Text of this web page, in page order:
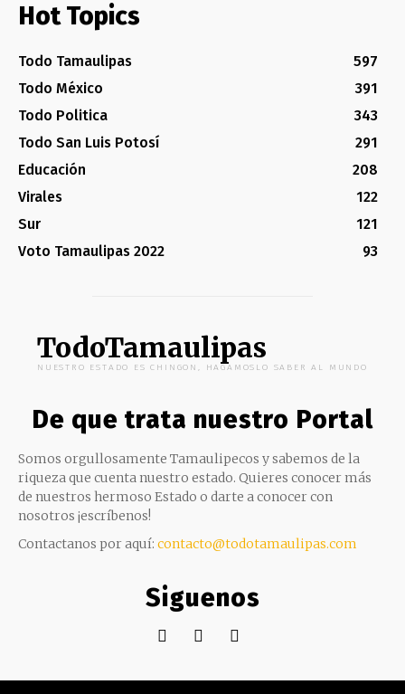
Hot Topics
Todo Tamaulipas
597
Todo México
391
Todo Politica
343
Todo San Luis Potosí
291
Educación
208
Virales
122
Sur
121
Voto Tamaulipas 2022
93
TodoTamaulipas
NUESTRO ESTADO ES CHINGON, HAGAMOSLO SABER AL MUNDO
De que trata nuestro Portal
Somos orgullosamente Tamaulipecos y sabemos de la
riqueza que cuenta nuestro estado. Quieres conocer más
de nuestros hermoso Estado o darte a conocer con
nosotros ¡escríbenos!
Contactanos por aquí: contacto@todotamaulipas.com
Siguenos